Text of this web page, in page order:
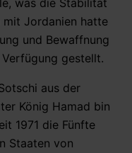
mit Jordanien hatte
und Bewaffnung
gestellt.
aus der
König Hamad bin
1971 die Fünfte
Staaten von